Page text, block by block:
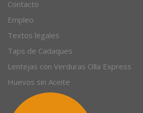
Sobre nosotros
Contacto
Empleo
Textos legales
Taps de Cadaques
Lentejas con Verduras Olla Express
Huevos sin Aceite